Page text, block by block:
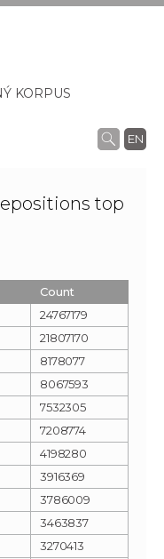
KORPUS
EN
top
Count
24767179
21807170
8178077
8067593
7532305
7208774
4198280
3916369
3786009
3463837
3270413